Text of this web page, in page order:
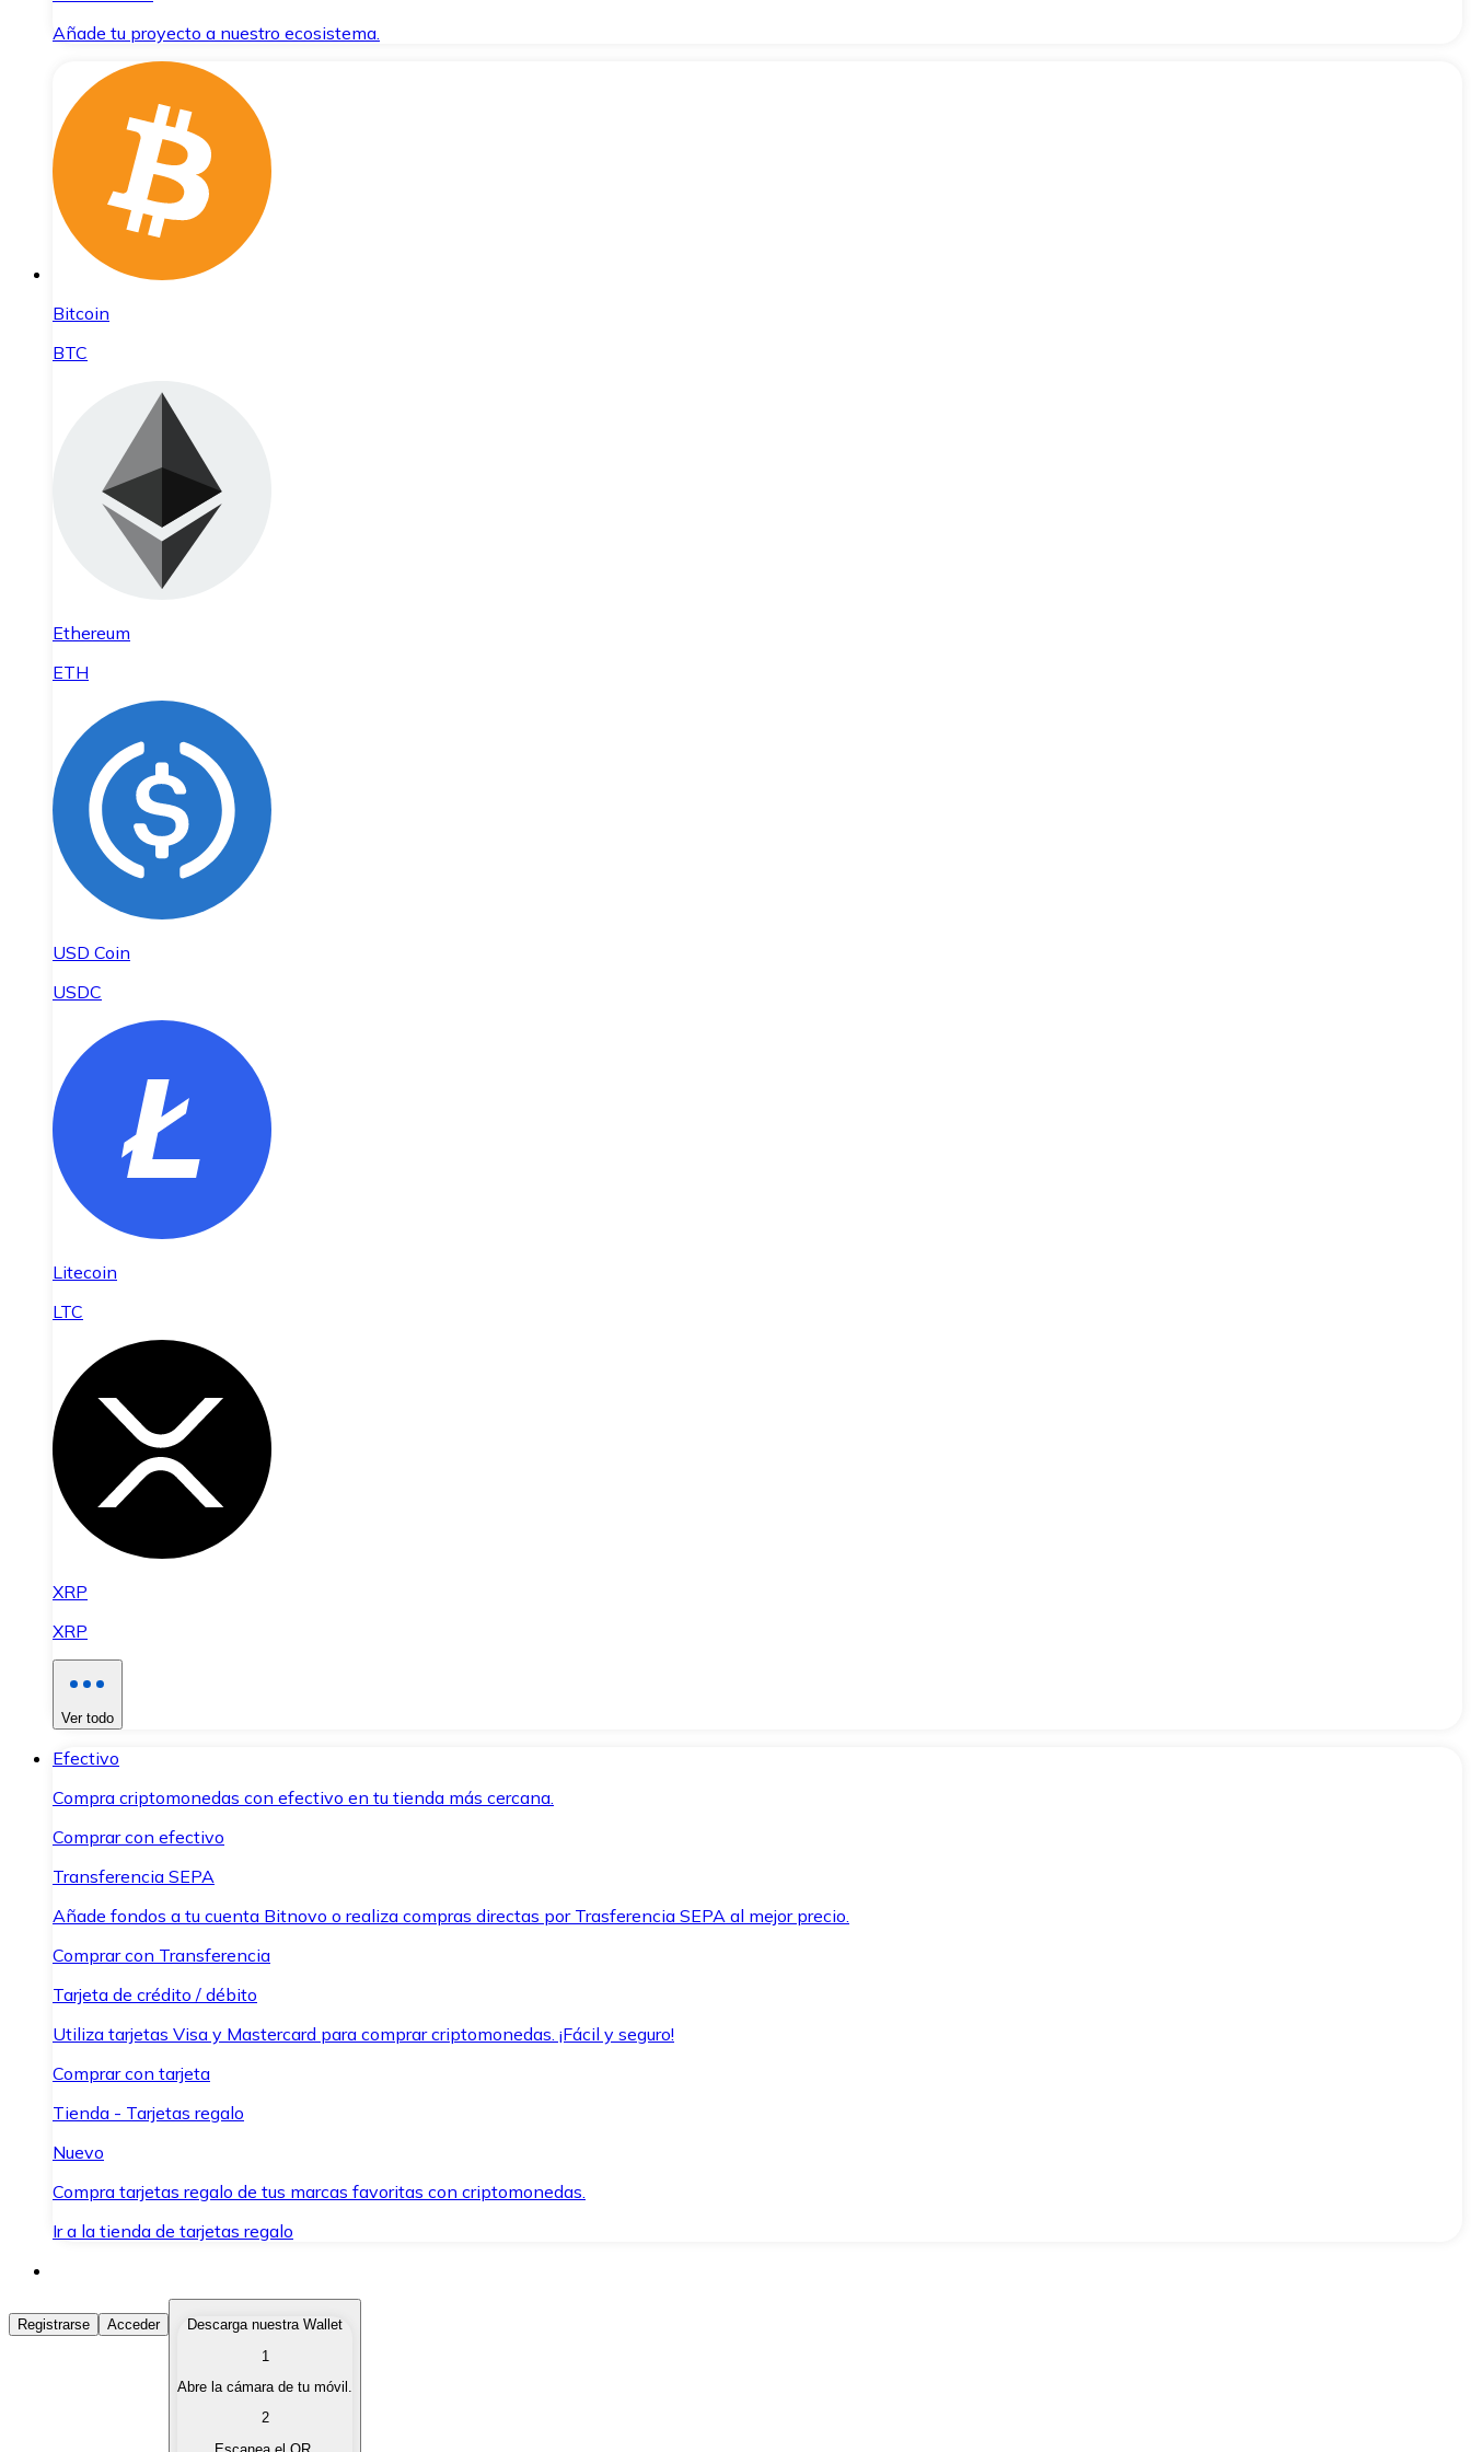
Añade tu proyecto a nuestro ecosistema.
Bitcoin
BTC
Ethereum
ETH
USD Coin
USDC
Litecoin
LTC
XRP
XRP
Ver todo
Efectivo
Compra criptomonedas con efectivo en tu tienda más cercana.
Comprar con efectivo
Transferencia SEPA
Añade fondos a tu cuenta Bitnovo o realiza compras directas por Trasferencia SEPA al mejor precio.
Comprar con Transferencia
Tarjeta de crédito / débito
Utiliza tarjetas Visa y Mastercard para comprar criptomonedas. ¡Fácil y seguro!
Comprar con tarjeta
Tienda - Tarjetas regalo
Nuevo
Compra tarjetas regalo de tus marcas favoritas con criptomonedas.
Ir a la tienda de tarjetas regalo
Comprar Criptomonedas
Compra criptomonedas con diferentes métodos de pago.
Vende tus criptomonedas de forma rápida y segura.
Registrarse Acceder
Descarga nuestra Wallet
1
Abre la cámara de tu móvil.
2